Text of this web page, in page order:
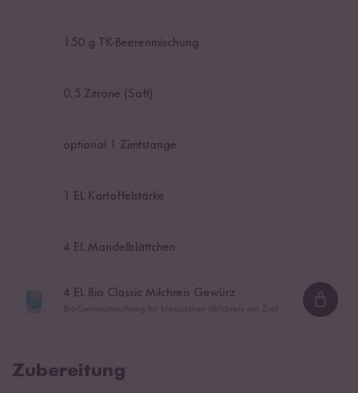
150 g TK-Beerenmischung
0,5 Zitrone (Saft)
optional 1 Zimtstange
1 EL Kartoffelstärke
4 EL Mandelblättchen
4 EL Bio Classic Milchreis Gewürz
Zubereitung